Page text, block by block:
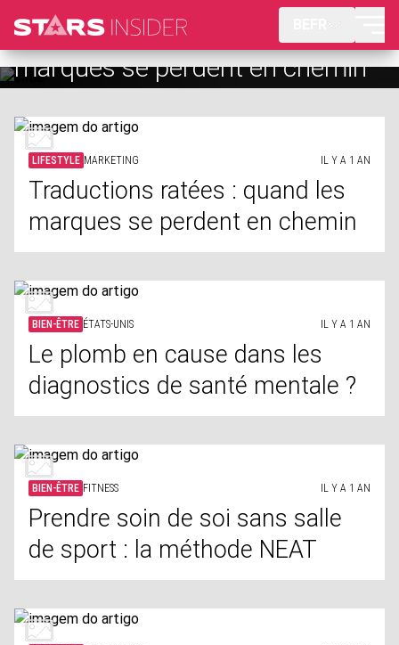
Le plomb en cause dans les
diagnostics de santé mentale ?
LIFESTYLE MARKETING IL Y A 1 AN
Traductions ratées : quand les
marques se perdent en chemin
BIEN-ÊTRE ÉTATS-UNIS IL Y A 1 AN
Le plomb en cause dans les
diagnostics de santé mentale ?
BIEN-ÊTRE FITNESS IL Y A 1 AN
Prendre soin de soi sans salle
de sport : la méthode NEAT